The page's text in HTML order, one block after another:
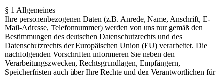
§ 1 Allgemeines
Ihre personenbezogenen Daten (z.B. Anrede, Name, Anschrift, E-
Mail-Adresse, Telefonnummer) werden von uns nur gemäß den
Bestimmungen des deutschen Datenschutzrechts und des
Datenschutzrechts der Europäischen Union (EU) verarbeitet. Die
nachfolgenden Vorschriften informieren Sie neben den
Verarbeitungszwecken, Rechtsgrundlagen, Empfängern,
Speicherfristen auch über Ihre Rechte und den Verantwortlichen für